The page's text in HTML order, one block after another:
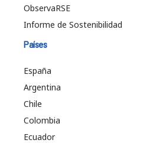
ObservaRSE
Informe de Sostenibilidad
Países
España
Argentina
Chile
Colombia
Ecuador